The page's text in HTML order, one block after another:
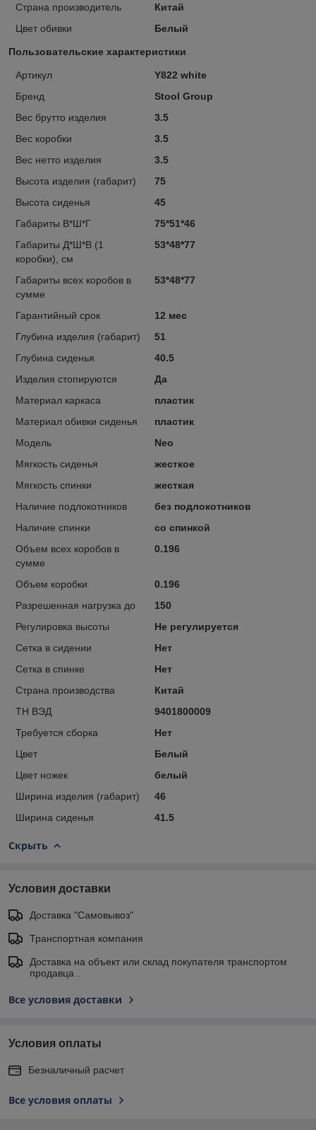
Страна производитель
Китай
Цвет обивки
Белый
Пользовательские характеристики
Артикул
Y822 white
Бренд
Stool Group
Вес брутто изделия
3.5
Вес коробки
3.5
Вес нетто изделия
3.5
Высота изделия (габарит)
75
Высота сиденья
45
Габариты В*Ш*Г
75*51*46
Габариты Д*Ш*В (1
коробки), см
53*48*77
Габариты всех коробов в
сумме
53*48*77
Гарантийный срок
12 мес
Глубина изделия (габарит)
51
Глубина сиденья
40.5
Изделия стопируются
Да
Материал каркаса
пластик
Материал обивки сиденья
пластик
Модель
Neo
Мягкость сиденья
жесткое
Мягкость спинки
жесткая
Наличие подлокотников
без подлокотников
Наличие спинки
со спинкой
Объем всех коробов в
сумме
0.196
Объем коробки
0.196
Разрешенная нагрузка до
150
Регулировка высоты
Не регулируется
Сетка в сидении
Нет
Сетка в спинке
Нет
Страна производства
Китай
ТН ВЭД
9401800009
Требуется сборка
Нет
Цвет
Белый
Цвет ножек
белый
Ширина изделия (габарит)
46
Ширина сиденья
41.5
Скрыть
Условия доставки
Доставка "Самовывоз"
Транспортная компания
Доставка на объект или склад покупателя транспортом
продавца .
Все условия доставки
Условия оплаты
Безналичный расчет
Все условия оплаты